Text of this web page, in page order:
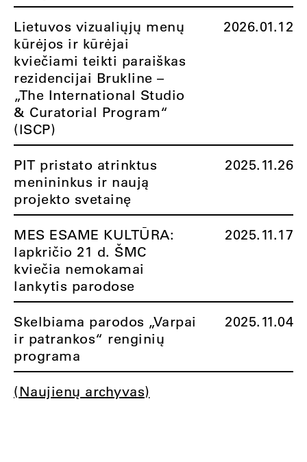
Lietuvos vizualiųjų menų
kūrėjos ir kūrėjai
kviečiami teikti paraiškas
rezidencijai Brukline –
„The International Studio
& Curatorial Program“
(ISCP)
2026.01.12
PIT pristato atrinktus
menininkus ir naują
projekto svetainę
2025.11.26
MES ESAME KULTŪRA:
lapkričio 21 d. ŠMC
kviečia nemokamai
lankytis parodose
2025.11.17
Skelbiama parodos „Varpai
ir patrankos“ renginių
programa
2025.11.04
(Naujienų archyvas)